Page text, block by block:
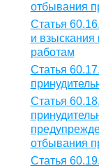
отбывания
Статья
и
работам
Статья
Статья
отбывания
Статья